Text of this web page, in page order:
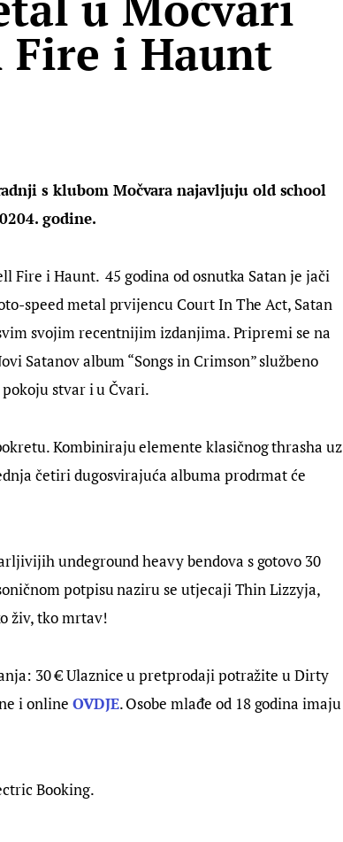
Fire i Haunt
s klubom Močvara najavljuju old school
godine.
Fire i Haunt.  45 godina od osnutka Satan je jači
speed metal prvijencu Court In The Act, Satan
svojim recentnijim izdanjima. Pripremi se na
Satanov album “Songs in Crimson” službeno
stvar i u Čvari.
Kombiniraju elemente klasičnog thrasha uz
četiri dugosvirajuća albuma prodrmat će
undeground heavy bendova s gotovo 30
potpisu naziru se utjecaji Thin Lizzyja,
živ, tko mrtav!
30 € Ulaznice u pretprodaji potražite u Dirty
i online OVDJE. Osobe mlađe od 18 godina imaju
Booking.